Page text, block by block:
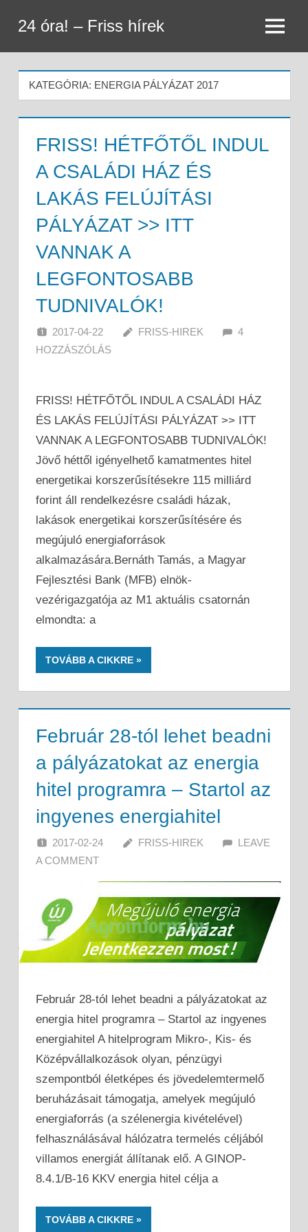
content
24 óra! – Friss hírek Menu
KATEGÓRIA: ENERGIA PÁLYÁZAT 2017
FRISS! HÉTFŐTŐL INDUL
A CSALÁDI HÁZ ÉS
LAKÁS FELÚJÍTÁSI
PÁLYÁZAT >> ITT
VANNAK A
LEGFONTOSABB
TUDNIVALÓK!
2017-04-22 FRISS-HIREK
4
HOZZÁSZÓLÁS
FRISS! HÉTFŐTŐL INDUL A CSALÁDI HÁZ
ÉS LAKÁS FELÚJÍTÁSI PÁLYÁZAT >> ITT
VANNAK A LEGFONTOSABB TUDNIVALÓK!
Jövő héttől igényelhető kamatmentes hitel
energetikai korszerűsítésekre 115 milliárd
forint áll rendelkezésre családi házak,
lakások energetikai korszerűsítésére és
megújuló energiaforrások
alkalmazására.Bernáth Tamás, a Magyar
Fejlesztési Bank (MFB) elnök-
vezérigazgatója az M1 aktuális csatornán
elmondta: a
TOVÁBB A CIKKRE
Február 28-tól lehet beadni
a pályázatokat az energia
hitel programra – Startol az
ingyenes energiahitel
2017-02-24 FRISS-HIREK
LEAVE
A COMMENT
Február 28-tól lehet beadni a pályázatokat az
energia hitel programra – Startol az ingyenes
energiahitel A hitelprogram Mikro-, Kis- és
Középvállalkozások olyan, pénzügyi
szempontból életképes és jövedelemtermelő
beruházásait támogatja, amelyek megújuló
energiaforrás (a szélenergia kivételével)
felhasználásával hálózatra termelés céljából
villamos energiát állítanak elő. A GINOP-
8.4.1/B-16 KKV energia hitel célja a
TOVÁBB A CIKKRE